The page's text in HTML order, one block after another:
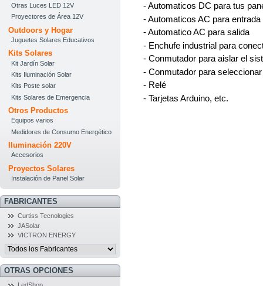
Otras Luces LED 12V
Proyectores de Área 12V
Outdoors y Hogar
Juguetes Solares Educativos
Kits Solares
Kit Jardín Solar
Kits Iluminación Solar
Kits Poste solar
Kits Solares de Emergencia
Otros Productos
Equipos varios
Medidores de Consumo Energético
Iluminación 220V
Accesorios
Proyectos Solares
Instalación de Panel Solar
FABRICANTES
Curtiss Tecnologies
JASolar
VICTRON ENERGY
OTRAS OPCIONES
- Automaticos DC para tus
- Automaticos AC para
- Automatico AC para salida
- Enchufe industrial para
- Conmutador para aislar el
- Conmutador para
- Relé
- Tarjetas Arduino, etc.